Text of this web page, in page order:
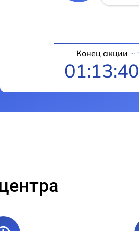
Конец акции
01:13:39